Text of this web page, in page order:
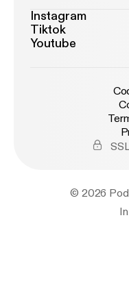
Instagram
Tiktok
Youtube
© 2026